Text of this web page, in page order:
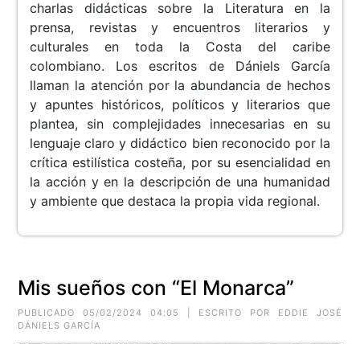
charlas didácticas sobre la Literatura en la
prensa, revistas y encuentros literarios y
culturales en toda la Costa del caribe
colombiano. Los escritos de Dániels García
llaman la atención por la abundancia de hechos
y apuntes históricos, políticos y literarios que
plantea, sin complejidades innecesarias en su
lenguaje claro y didáctico bien reconocido por la
crítica estilística costeña, por su esencialidad en
la acción y en la descripción de una humanidad
y ambiente que destaca la propia vida regional.
Mis sueños con “El Monarca”
PUBLICADO 05/02/2024 04:05 | ESCRITO POR EDDIE JOSÉ
DÁNIELS GARCÍA